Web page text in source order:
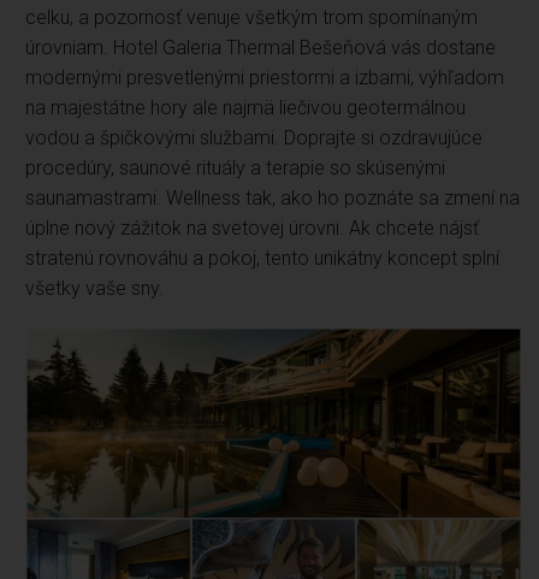
celku, a pozornosť venuje všetkým trom spomínaným
úrovniam. Hotel Galeria Thermal Bešeňová vás dostane
modernými presvetlenými priestormi a izbami, výhľadom
na majestátne hory ale najmä liečivou geotermálnou
vodou a špičkovými službami. Doprajte si ozdravujúce
procedúry, saunové rituály a terapie so skúsenými
saunamastrami. Wellness tak, ako ho poznáte sa zmení na
úplne nový zážitok na svetovej úrovni. Ak chcete nájsť
stratenú rovnováhu a pokoj, tento unikátny koncept splní
všetky vaše sny.